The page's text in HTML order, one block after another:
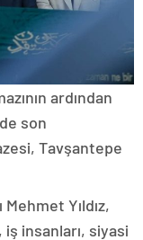
ardından
son
Tavşantepe
Yıldız,
insanları, siyasi